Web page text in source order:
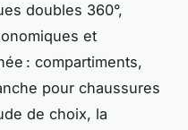
doubles 360°,
et
: compartiments,
pour chaussures
de choix, la